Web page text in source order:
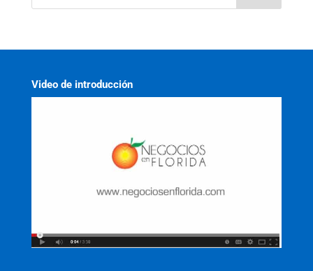
Video de introducción